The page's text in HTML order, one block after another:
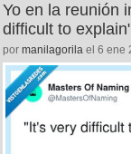
Yo en la reunión
difficult to
por manilagorila el 6 ene